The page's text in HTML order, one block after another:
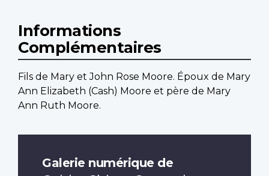
Informations
Complémentaires
Fils de Mary et John Rose Moore. Époux de Mary
Ann Elizabeth (Cash) Moore et père de Mary
Ann Ruth Moore.
Galerie numérique de